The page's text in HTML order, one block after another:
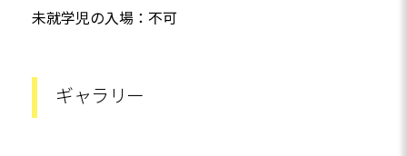
未就学児の入場：不可
ギャラリー